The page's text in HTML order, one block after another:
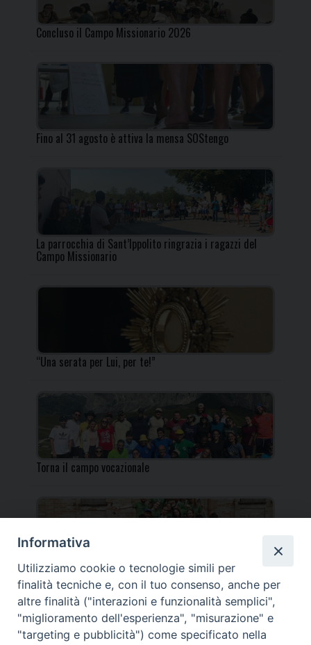
Concluso il Campo Missionario 2026
Fino al 31 agosto è attiva la mensa SOStengo
La parrocchia di Sant’Ippolito ringrazia i ragazzi del
Campo Missionario
“Una serata per Lui, per te!”
Torna il campo vocazionale
Torna il Campo Missionario Diocesano
Informativa
Utilizziamo cookie o tecnologie simili per
finalità tecniche e, con il tuo consenso, anche per
altre finalità ("interazioni e funzionalità semplici",
"miglioramento dell'esperienza", "misurazione" e
"targeting e pubblicità") come specificato nella